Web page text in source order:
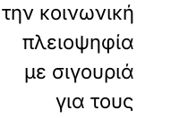
την κοινωνική
πλειοψηφία
με σιγουριά
για τους